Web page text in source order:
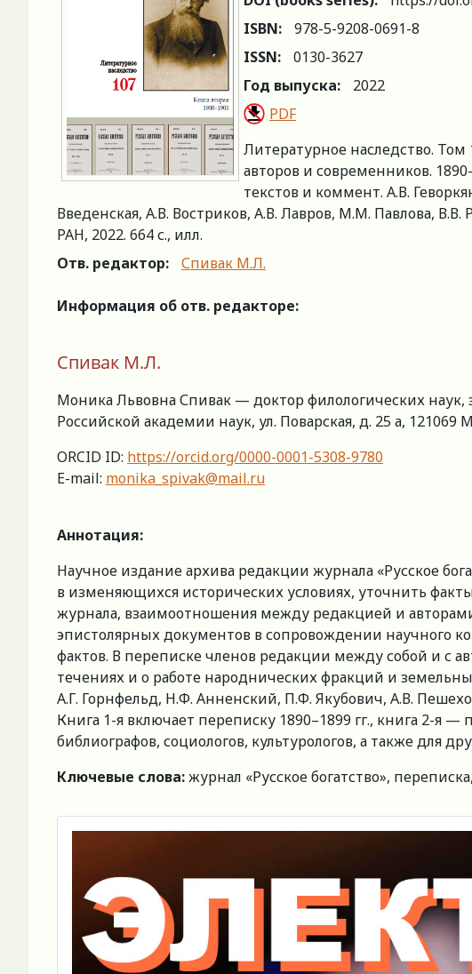
ISBN:
978-5-9208-0691-8
ISSN:
0130-3627
Год выпуска:
2022
PDF
Литературное наследство. Том
авторов и современников.
текстов и коммент. А.В.
Введенская, А.В. Востриков, А.В. Лавров, М.М. Павлова,
РАН, 2022. 664 с., илл.
Отв. редактор:
Спивак М.Л.
Информация об отв. редакторе:
Спивак М.Л.
Моника Львовна Спивак — доктор филологических наук,
Российской академии наук, ул. Поварская, д. 25 а, 121069
ORCID ID: https://orcid.org/0000-0001-5308-9780
E-mail: monika_spivak@mail.ru
Аннотация:
Научное издание архива редакции журнала «Русское
в изменяющихся исторических условиях, уточнить
журнала, взаимоотношения между редакцией и
эпистолярных документов в сопровождении научного
фактов. В переписке членов редакции между собой и
течениях и о работе народнических фракций и
А.Г. Горнфельд, Н.Ф. Анненский, П.Ф. Якубович, А.В.
Книга 1-я включает переписку 1890–1899 гг., книга 2-я
библиографов, социологов, культурологов, а также
Ключевые слова:журнал «Русское богатство»,